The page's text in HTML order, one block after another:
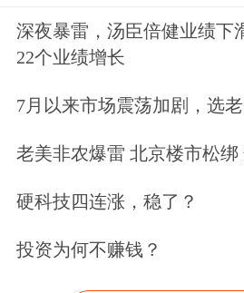
《戏台》《罗小黑战记
是，今年暑期档动画影
玉卿表示，在《哪吒》
带动下，未来动画影
深夜暴雷，汤臣倍健业绩下
22个业绩增长
7月以来市场震荡加剧，选
老美非农爆雷 北京楼市松绑
硬科技四连涨，稳了？
投资为何不赚钱？